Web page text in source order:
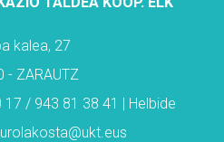
kalea, 27
- ZARAUTZ
/ 943 81 38 41 | Helbide